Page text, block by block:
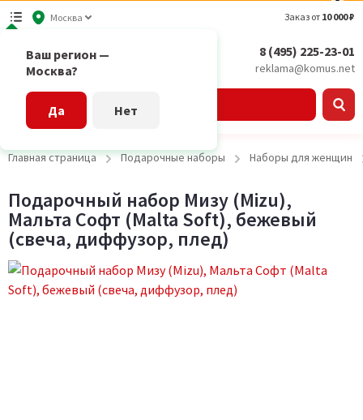
Москва
Ваш регион —
Москва?
Да Нет
Заказ от 10 000 ₽
8 (495) 225-23-01
reklama@komus.net
Главная страница Подарочные наборы Наборы для женщин
Подарочный набор Мизу (Mizu),
Мальта Софт (Malta Soft), бежевый
(свеча, диффузор, плед)